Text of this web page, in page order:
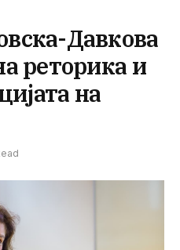
Давкова
реторика и
на